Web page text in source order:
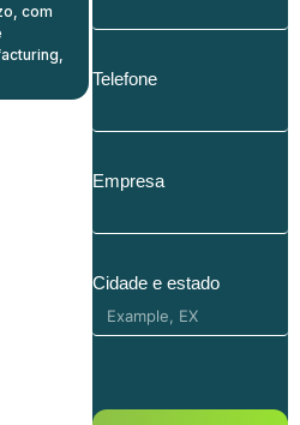
com
Telefone
Empresa
Cidade e estado